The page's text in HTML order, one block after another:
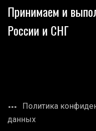
Принимаем и
России и СНГ
Политика
данных